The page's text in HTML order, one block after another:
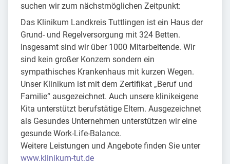
suchen wir zum nächstmöglichen Zeitpunkt:
Das Klinikum Landkreis Tuttlingen ist ein Haus der
Grund- und Regelversorgung mit 324 Betten.
Insgesamt sind wir über 1000 Mitarbeitende. Wir
sind kein großer Konzern sondern ein
sympathisches Krankenhaus mit kurzen Wegen.
Unser Klinikum ist mit dem Zertifikat „Beruf und
Familie“ ausgezeichnet. Auch unsere klinikeigene
Kita unterstützt berufstätige Eltern. Ausgezeichnet
als Gesundes Unternehmen unterstützen wir eine
gesunde Work-Life-Balance.
Weitere Leistungen und Angebote finden Sie unter
www.klinikum-tut.de